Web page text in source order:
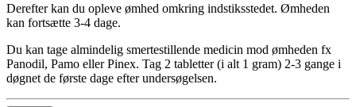
Derefter kan du opleve ømhed omkring indstiksstedet. Ømheden
kan fortsætte 3-4 dage.
Du kan tage almindelig smertestillende medicin mod ømheden fx
Panodil, Pamo eller Pinex. Tag 2 tabletter (i alt 1 gram) 2-3 gange i
døgnet de første dage efter undersøgelsen.